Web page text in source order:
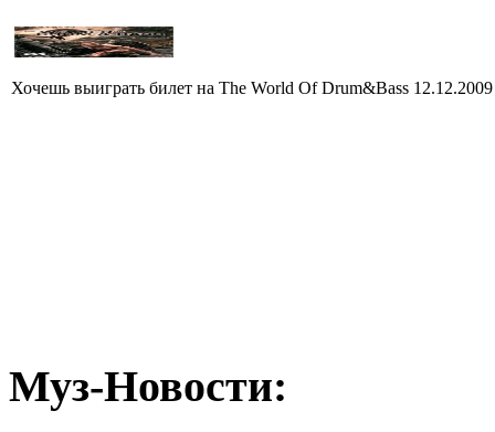
Хочешь выиграть билет на The World Of Drum&Bass
Муз-Новости: